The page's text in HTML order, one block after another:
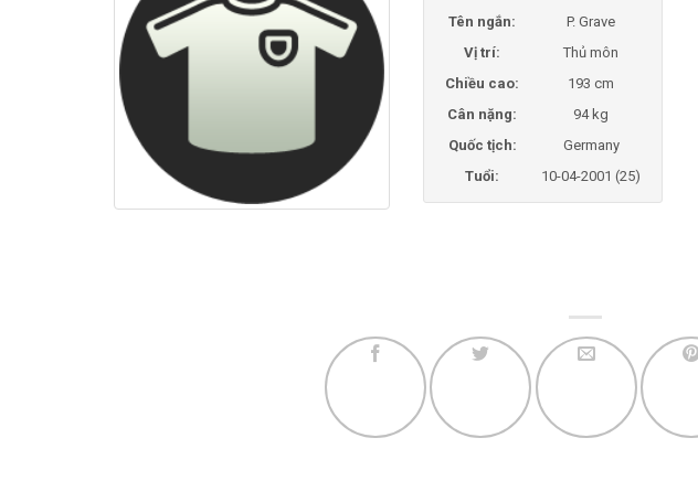
Tên ngắn:
P. Grave
Vị trí:
Thủ môn
Chiều cao:
193 cm
Cân nặng:
94 kg
Quốc tịch:
Germany
Tuổi:
10-04-2001 (25)